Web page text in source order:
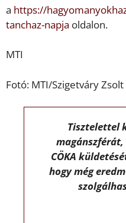
a https://
tanchaz-napja oldalon.
MTI
Fotó: MTI/Szigetváry Zsolt
Tisztelettel
magánszférát,
CÖKA
hogy még